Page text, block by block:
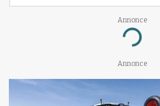
Annonce
Loading...
Annonce